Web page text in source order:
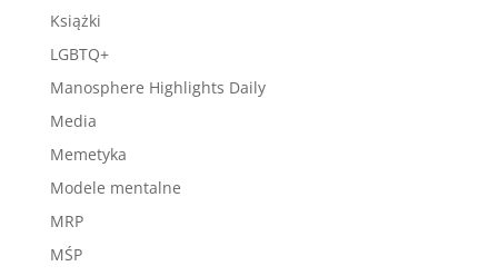
Książki
LGBTQ+
Manosphere Highlights Daily
Media
Memetyka
Modele mentalne
MRP
MŚP